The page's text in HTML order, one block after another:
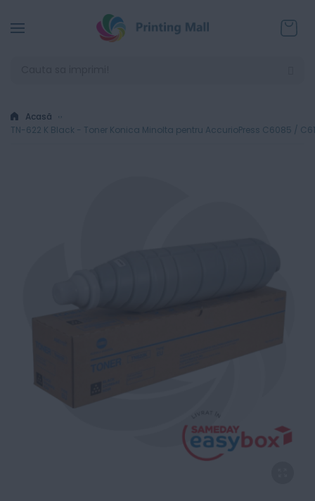
Acasă
TN-622 K Black - Toner Konica Minolta pentru AccurioPress C6085 /